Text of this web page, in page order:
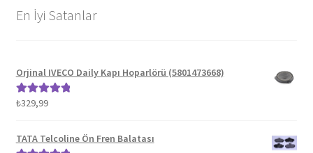
En İyi Satanlar
Orjinal IVECO Daily Kapı Hoparlörü (5801473668)
5 üzerinden
₺329,99
TATA Telcoline Ön Fren Balatası